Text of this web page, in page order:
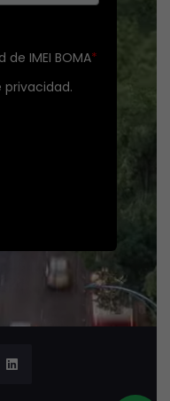
IMEI BOMA*
privacidad.